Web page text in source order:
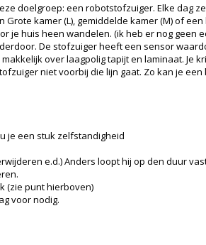
doelgroep: een robotstofzuiger. Elke dag
kamer (L), gemiddelde kamer (M) of
huis heen wandelen. (ik heb er nog geen
De stofzuiger heeft een sensor
over laagpolig tapijt en laminaat. Je
niet voorbij die lijn gaat. Zo kan je
je een stuk zelfstandigheid
e.d.) Anders loopt hij op den duur
(zie punt hierboven)
voor nodig.